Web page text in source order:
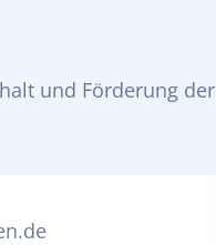
und Förderung der